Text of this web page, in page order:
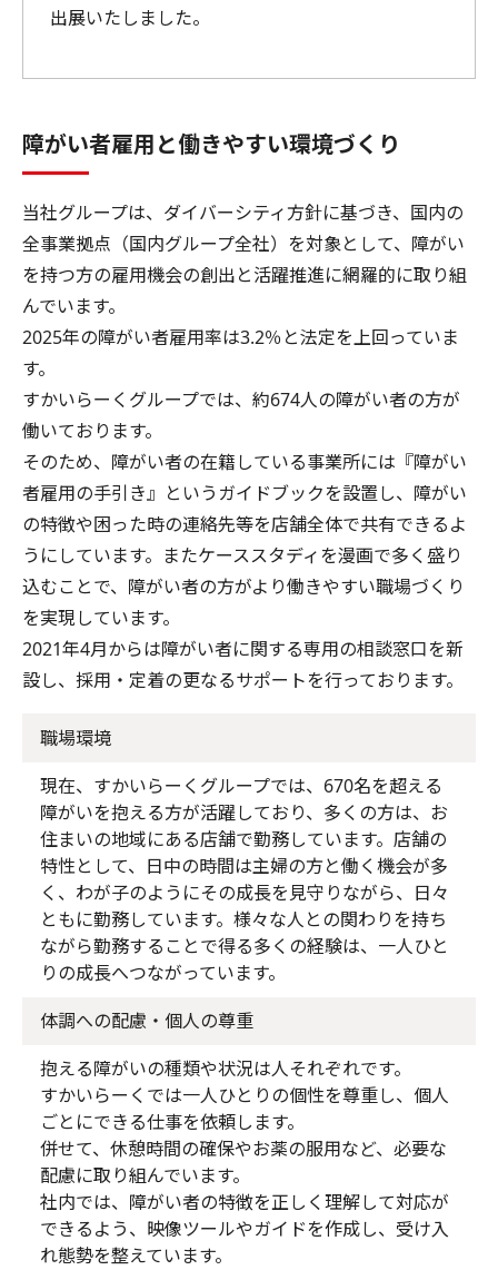
出展いたしました。
障がい者雇用と働きやすい環境づくり
当社グループは、ダイバーシティ方針に基づき、国内の
全事業拠点（国内グループ全社）を対象として、障がい
を持つ方の雇用機会の創出と活躍推進に網羅的に取り組
んでいます。
2025年の障がい者雇用率は3.2％と法定を上回っていま
す。
すかいらーくグループでは、約674人の障がい者の方が
働いております。
そのため、障がい者の在籍している事業所には『障がい
者雇用の手引き』というガイドブックを設置し、障がい
の特徴や困った時の連絡先等を店舗全体で共有できるよ
うにしています。またケーススタディを漫画で多く盛り
込むことで、障がい者の方がより働きやすい職場づくり
を実現しています。
2021年4月からは障がい者に関する専用の相談窓口を新
設し、採用・定着の更なるサポートを行っております。
職場環境
現在、すかいらーくグループでは、670名を超える
障がいを抱える方が活躍しており、多くの方は、お
住まいの地域にある店舗で勤務しています。店舗の
特性として、日中の時間は主婦の方と働く機会が多
く、わが子のようにその成長を見守りながら、日々
ともに勤務しています。様々な人との関わりを持ち
ながら勤務することで得る多くの経験は、一人ひと
りの成長へつながっています。
体調への配慮・個人の尊重
抱える障がいの種類や状況は人それぞれです。
すかいらーくでは一人ひとりの個性を尊重し、個人
ごとにできる仕事を依頼します。
併せて、休憩時間の確保やお薬の服用など、必要な
配慮に取り組んでいます。
社内では、障がい者の特徴を正しく理解して対応が
できるよう、映像ツールやガイドを作成し、受け入
れ態勢を整えています。